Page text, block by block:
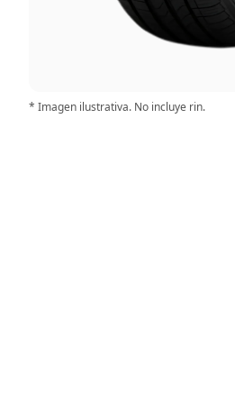
* Imagen ilustrativa. No incluye rin.